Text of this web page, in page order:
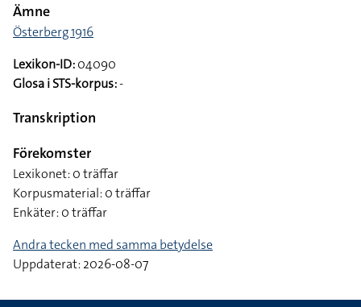
Ämne
Österberg 1916
Lexikon-ID:04090
Glosa i STS-korpus:-
Transkription
Förekomster
Lexikonet: 0 träffar
Korpusmaterial: 0 träffar
Enkäter: 0 träffar
Andra tecken med samma betydelse
Uppdaterat: 2026-08-07